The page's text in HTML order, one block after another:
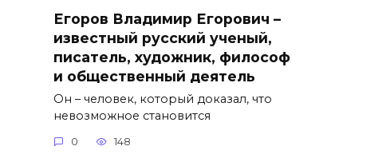
Егоров Владимир Егорович –
известный русский ученый,
писатель, художник, философ
и общественный деятель
Он – человек, который доказал, что
невозможное становится
0 148